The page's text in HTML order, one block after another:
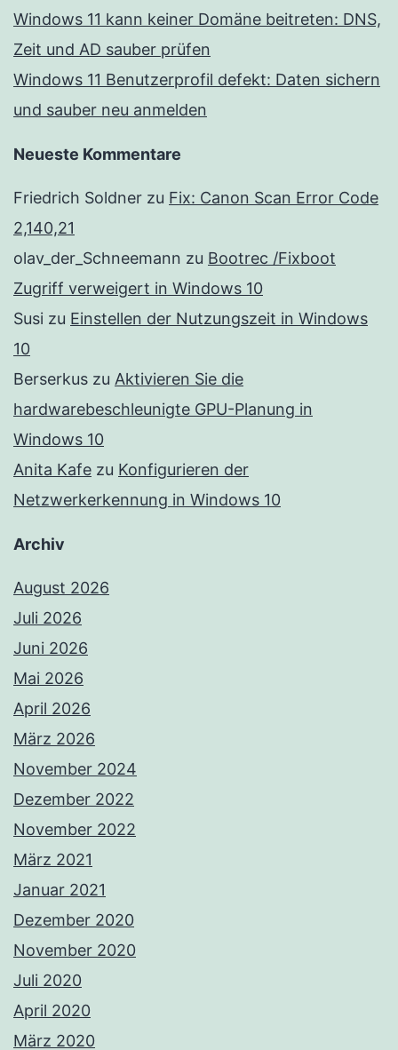
Windows 11 kann keiner Domäne beitreten: DNS,
Zeit und AD sauber prüfen
Windows 11 Benutzerprofil defekt: Daten sichern
und sauber neu anmelden
Neueste Kommentare
Friedrich Soldner zu Fix: Canon Scan Error Code
2,140,21
olav_der_Schneemann zu Bootrec /Fixboot
Zugriff verweigert in Windows 10
Susi zu Einstellen der Nutzungszeit in Windows
10
Berserkus zu Aktivieren Sie die
hardwarebeschleunigte GPU-Planung in
Windows 10
Anita Kafe zu Konfigurieren der
Netzwerkerkennung in Windows 10
Archiv
August 2026
Juli 2026
Juni 2026
Mai 2026
April 2026
März 2026
November 2024
Dezember 2022
November 2022
März 2021
Januar 2021
Dezember 2020
November 2020
Juli 2020
April 2020
März 2020